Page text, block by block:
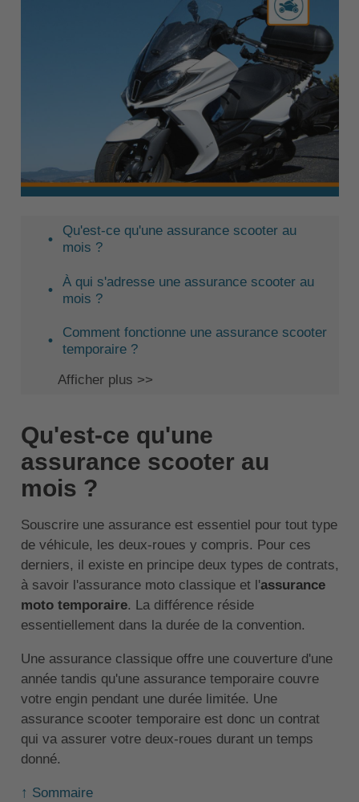
Qu'est-ce qu'une assurance scooter au
mois ?
À qui s'adresse une assurance scooter au
mois ?
Comment fonctionne une assurance scooter
temporaire ?
Afficher plus >>
Qu'est-ce qu'une
assurance scooter au
mois ?
Souscrire une assurance est essentiel pour tout type
de véhicule, les deux-roues y compris. Pour ces
derniers, il existe en principe deux types de contrats,
à savoir l'assurance moto classique et l'assurance
moto temporaire. La différence réside
essentiellement dans la durée de la convention.
Une assurance classique offre une couverture d'une
année tandis qu'une assurance temporaire couvre
votre engin pendant une durée limitée. Une
assurance scooter temporaire est donc un contrat
qui va assurer votre deux-roues durant un temps
donné.
↑ Sommaire